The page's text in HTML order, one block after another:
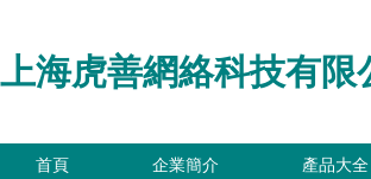
上海虎善網絡科技有限
首頁 企業簡介 產品大全